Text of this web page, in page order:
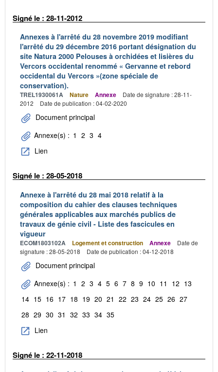
Signé le : 28-11-2012
Annexes à l'arrêté du 28 novembre 2019 modifiant
l'arrêté du 29 décembre 2016 portant désignation du
site Natura 2000 Pelouses à orchidées et lisières du
Vercors occidental renommé « Gervanne et rebord
occidental du Vercors »(zone spéciale de
conservation).
TREL1930061A Nature Annexe
Date de signature : 28-11-
2012
Date de publication : 04-02-2020
Document principal
Annexe(s) : 1 2 3 4
Lien
Signé le : 28-05-2018
Annexe à l'arrêté du 28 mai 2018 relatif à la
composition du cahier des clauses techniques
générales applicables aux marchés publics de
travaux de génie civil - Liste des fascicules en
vigueur
ECOM1803102A Logement et construction Annexe
Date de
signature : 28-05-2018
Date de publication : 04-12-2018
Document principal
Annexe(s) : 1 2 3 4 5 6 7 8 9 10 11 12 13
14 15 16 17 18 19 20 21 22 23 24 25 26 27
28 29 30 31 32 33 34 35
Lien
Signé le : 22-11-2018